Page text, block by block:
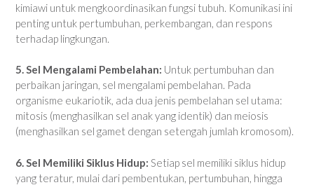
kimiawi untuk mengkoordinasikan fungsi tubuh. Komunikasi ini
penting untuk pertumbuhan, perkembangan, dan respons
terhadap lingkungan.
5. Sel Mengalami Pembelahan: Untuk pertumbuhan dan
perbaikan jaringan, sel mengalami pembelahan. Pada
organisme eukariotik, ada dua jenis pembelahan sel utama:
mitosis (menghasilkan sel anak yang identik) dan meiosis
(menghasilkan sel gamet dengan setengah jumlah kromosom).
6. Sel Memiliki Siklus Hidup: Setiap sel memiliki siklus hidup
yang teratur, mulai dari pembentukan, pertumbuhan, hingga